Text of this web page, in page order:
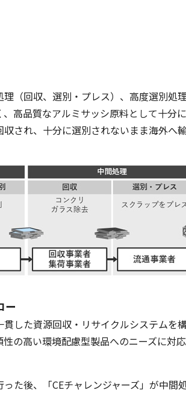
（回収、選別・プレス）、高度選別処
高品質なアルミサッシ原料として十分
され、十分に選別されないまま海外へ輸
ー
した資源回収・リサイクルシステムを
の高い環境配慮型製品へのニーズに対
た後、「CEチャレンジャーズ」が中